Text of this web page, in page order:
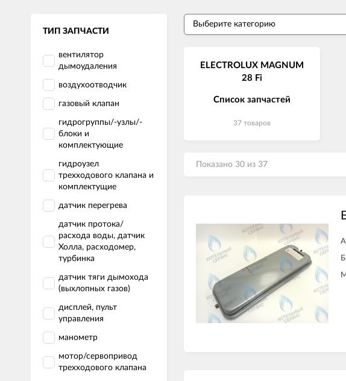
ТИП ЗАПЧАСТИ
вентилятор
дымоудаления
воздухоотводчик
газовый клапан
гидрогруппы/-узлы/-
блоки и
комплектующие
гидроузел
трехходового клапана и
комплектущие
датчик перегрева
датчик протока/
расхода воды, датчик
Холла, расходомер,
турбинка
датчик тяги дымохода
(выхлопных газов)
дисплей, пульт
управления
манометр
мотор/сервопривод
трехходового клапана
ELECTROLUX MAGNUM
28 Fi
Список запчастей
37 товаров
Показано 30 из 37